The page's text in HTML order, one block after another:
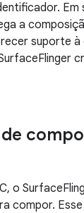
Em
a
suporte
o
compor.